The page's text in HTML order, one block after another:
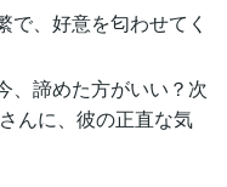
、好意を匂わせてく
、諦めた方がいい？次
んに、彼の正直な気